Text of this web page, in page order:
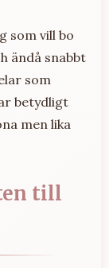
som vill bo
ändå snabbt
som
betydligt
men lika
till